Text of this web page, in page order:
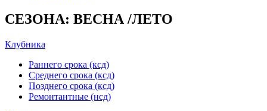
СЕЗОНА: ВЕСНА /ЛЕТО
Клубника
Раннего срока (ксд)
Среднего срока (ксд)
Позднего срока (ксд)
Ремонтантные (нсд)